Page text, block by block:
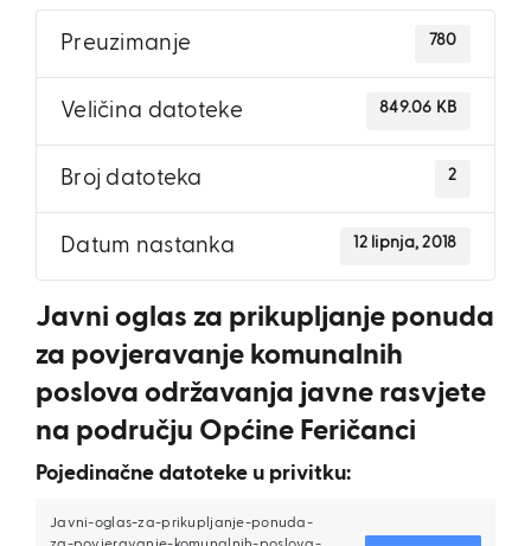
Preuzimanje 780
Veličina datoteke 849.06 KB
Broj datoteka 2
Datum nastanka 12 lipnja, 2018
Javni oglas za prikupljanje ponuda
za povjeravanje komunalnih
poslova održavanja javne rasvjete
na području Općine Feričanci
Pojedinačne datoteke u privitku:
Javni-oglas-za-prikupljanje-ponuda-